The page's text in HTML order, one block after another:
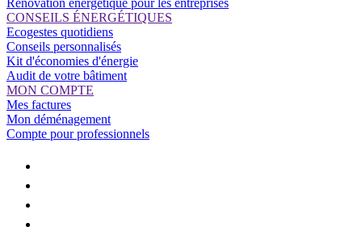
Rénovation énergétique pour les entreprises
CONSEILS ÉNERGÉTIQUES
Ecogestes quotidiens
Conseils personnalisés
Kit d'économies d'énergie
Audit de votre bâtiment
MON COMPTE
Mes factures
Mon déménagement
Compte pour professionnels